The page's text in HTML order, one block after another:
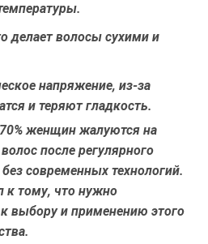
делает волосы сухими и
напряжение, из-за
и теряют гладкость.
женщин жалуются на
после регулярного
современных технологий.
к тому, что нужно
выбору и применению этого